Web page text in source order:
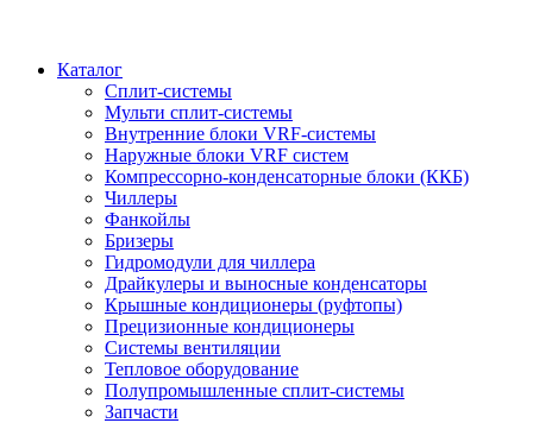
Каталог
Сплит-системы
Мульти сплит-системы
Внутренние блоки VRF-cистемы
Наружные блоки VRF cистем
Компрессорно-конденсаторные блоки (ККБ)
Чиллеры
Фанкойлы
Бризеры
Гидромодули для чиллера
Драйкулеры и выносные конденсаторы
Крышные кондиционеры (руфтопы)
Прецизионные кондиционеры
Системы вентиляции
Тепловое оборудование
Полупромышленные сплит-системы
Запчасти